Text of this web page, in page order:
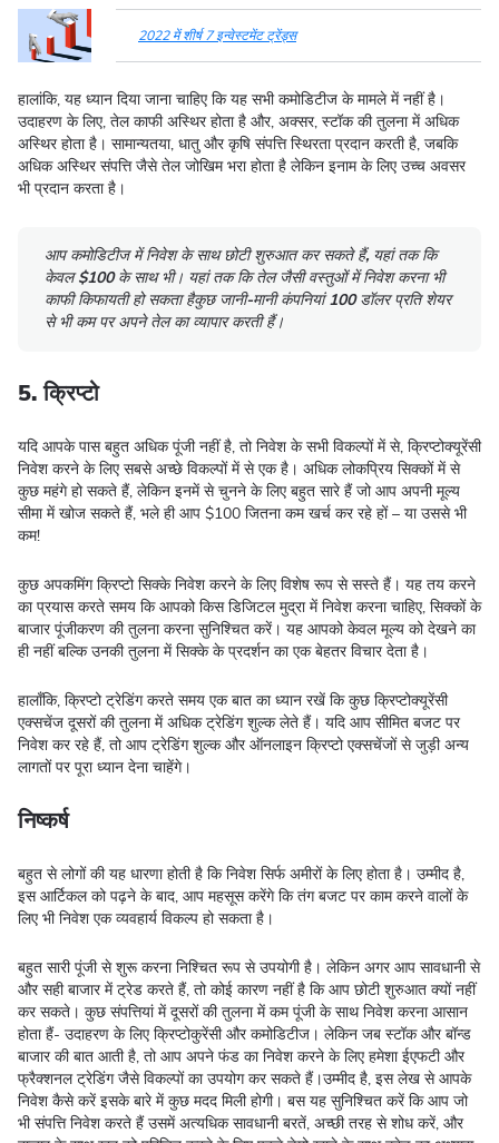
2022 में शीर्ष 7 इन्वेस्टमेंट ट्रेंड्स
हालांकि, यह ध्यान दिया जाना चाहिए कि यह सभी कमोडिटीज के मामले में नहीं है।
उदाहरण के लिए, तेल काफी अस्थिर होता है और, अक्सर, स्टॉक की तुलना में अधिक
अस्थिर होता है। सामान्यतया, धातु और कृषि संपत्ति स्थिरता प्रदान करती है, जबकि
अधिक अस्थिर संपत्ति जैसे तेल जोखिम भरा होता है लेकिन इनाम के लिए उच्च अवसर
भी प्रदान करता है।
आप कमोडिटीज में निवेश के साथ छोटी शुरुआत कर सकते हैं, यहां तक ​​​​कि
केवल$100के साथ भी। यहां तक ​​कि तेल जैसी वस्तुओं में निवेश करना भी
काफी किफायती हो सकता हैकुछ जानी-मानी कंपनियां 100 डॉलर प्रति शेयर
से भी कम पर अपने तेल का व्यापार करती हैं।
5. क्रिप्टो
यदि आपके पास बहुत अधिक पूंजी नहीं है, तो निवेश के सभी विकल्पों में से, क्रिप्टोक्यूरेंसी
निवेश करने के लिए सबसे अच्छे विकल्पों में से एक है। अधिक लोकप्रिय सिक्कों में से
कुछ महंगे हो सकते हैं, लेकिन इनमें से चुनने के लिए बहुत सारे हैं जो आप अपनी मूल्य
सीमा में खोज सकते हैं, भले ही आप $100 जितना कम खर्च कर रहे हों – या उससे भी
कम!
कुछ अपकमिंग क्रिप्टो सिक्के निवेश करने के लिए विशेष रूप से सस्ते हैं। यह तय करने
का प्रयास करते समय कि आपको किस डिजिटल मुद्रा में निवेश करना चाहिए, सिक्कों के
बाजार पूंजीकरण की तुलना करना सुनिश्चित करें। यह आपको केवल मूल्य को देखने का
ही नहीं बल्कि उनकी तुलना में सिक्के के प्रदर्शन का एक बेहतर विचार देता है।
हालाँकि, क्रिप्टो ट्रेडिंग करते समय एक बात का ध्यान रखें कि कुछ क्रिप्टोक्यूरेंसी
एक्सचेंज दूसरों की तुलना में अधिक ट्रेडिंग शुल्क लेते हैं। यदि आप सीमित बजट पर
निवेश कर रहे हैं, तो आप ट्रेडिंग शुल्क और ऑनलाइन क्रिप्टो एक्सचेंजों से जुड़ी अन्य
लागतों पर पूरा ध्यान देना चाहेंगे।
निष्कर्ष
बहुत से लोगों की यह धारणा होती है कि निवेश सिर्फ अमीरों के लिए होता है। उम्मीद है,
इस आर्टिकल को पढ़ने के बाद, आप महसूस करेंगे कि तंग बजट पर काम करने वालों के
लिए भी निवेश एक व्यवहार्य विकल्प हो सकता है।
बहुत सारी पूंजी से शुरू करना निश्चित रूप से उपयोगी है। लेकिन अगर आप सावधानी से
और सही बाजार में ट्रेड करते हैं, तो कोई कारण नहीं है कि आप छोटी शुरुआत क्यों नहीं
कर सकते। कुछ संपत्तियां में दूसरों की तुलना में कम पूंजी के साथ निवेश करना आसान
होता हैं- उदाहरण के लिए क्रिप्टोकुरेंसी और कमोडिटीज। लेकिन जब स्टॉक और बॉन्ड
बाजार की बात आती है, तो आप अपने फंड का निवेश करने के लिए हमेशा ईएफटी और
फ्रैक्शनल ट्रेडिंग जैसे विकल्पों का उपयोग कर सकते हैं।उम्मीद है, इस लेख से आपके
निवेश कैसे करें इसके बारे में कुछ मदद मिली होगी। बस यह सुनिश्चित करें कि आप जो
भी संपत्ति निवेश करते हैं उसमें अत्यधिक सावधानी बरतें, अच्छी तरह से शोध करें, और